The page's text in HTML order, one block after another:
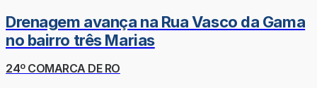
Drenagem avança na Rua Vasco da Gama
no bairro três Marias
24º COMARCA DE RO